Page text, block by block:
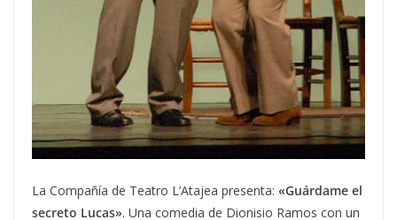
La Compañía de Teatro L’Atajea presenta: «Guárdame el
secreto Lucas». Una comedia de Dionisio Ramos con un